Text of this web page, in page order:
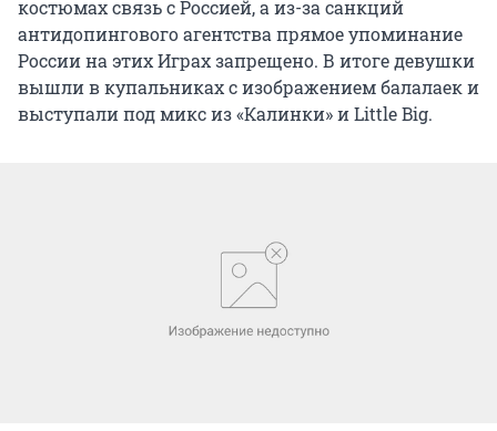
костюмах связь с Россией, а из-за санкций
антидопингового агентства прямое упоминание
России на этих Играх запрещено. В итоге девушки
вышли в купальниках с изображением балалаек и
выступали под микс из «Калинки» и Little Big.